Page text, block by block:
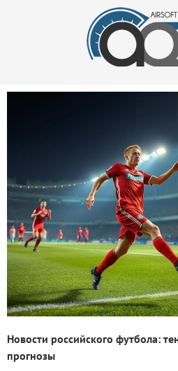
Новости российского футбола:
прогнозы